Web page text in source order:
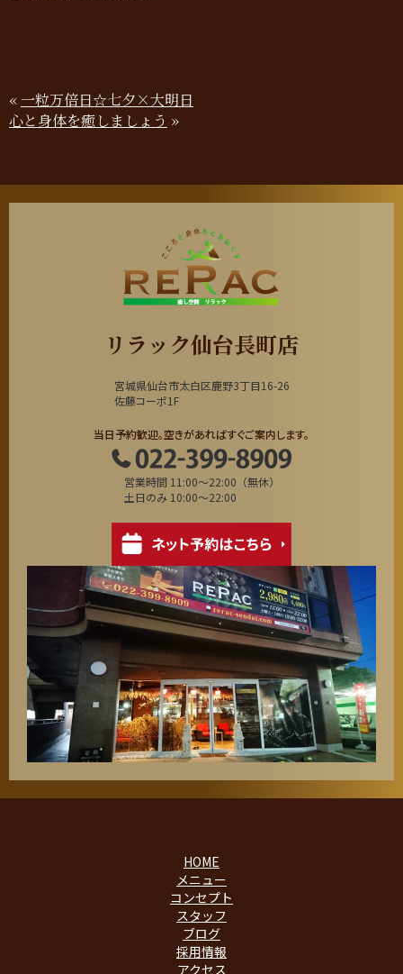
« 一粒万倍日☆七夕×大明日
心と身体を癒しましょう »
リラック仙台長町店
宮城県仙台市太白区鹿野3丁目16-26
佐藤コーポ1F
当日予約歓迎。空きがあればすぐご案内します。
営業時間 11:00～22:00（無休）
土日のみ 10:00～22:00
HOME
メニュー
コンセプト
スタッフ
ブログ
採用情報
アクセス